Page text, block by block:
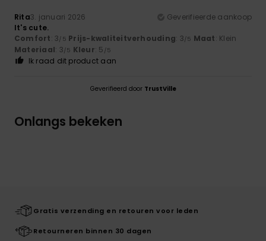
Rita3. januari 2026
Geverifieerde aankoop
It's cute.
Comfort: 3/5 Prijs-kwaliteitverhouding: 3/5 Maat: Klein
Materiaal: 3/5 Kleur: 5 /5
Ik raad dit product aan
Geverifieerd door TrustVille
Onlangs bekeken
Gratis verzending en retouren voor leden
Retourneren binnen 30 dagen